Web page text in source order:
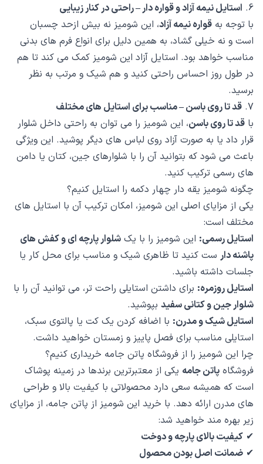
6. استایل نیمه آزاد و قواره دار – راحتی در کنار زیبایی
با توجه به قواره نیمه آزاد، این شومیز نه بیش ازحد چسبان
است و نه خیلی گشاد، به همین دلیل برای انواع فرم های بدنی
مناسب خواهد بود. استایل آزاد این شومیز کمک می کند تا هم
در طول روز احساس راحتی کنید و هم شیک و مرتب به نظر
برسید.
7. قد تا روی باسن – مناسب برای استایل های مختلف
با قد تا روی باسن، این شومیز را می توان به راحتی داخل شلوار
قرار داد یا به صورت آزاد روی لباس های دیگر پوشید. این ویژگی
باعث می شود که بتوانید آن را با شلوارهای جین، کتان یا دامن
های رسمی ترکیب کنید.
چگونه شومیز یقه دار چهار دکمه را استایل کنیم؟
یکی از مزایای اصلی این شومیز، امکان ترکیب آن با استایل های
مختلف است:
استایل رسمی: این شومیز را با یک شلوار پارچه ای و کفش های
پاشنه دار ست کنید تا ظاهری شیک و مناسب برای محل کار یا
جلسات داشته باشید.
استایل روزمره: برای داشتن استایلی راحت تر، می توانید آن را با
شلوار جین و کتانی سفید بپوشید.
استایل شیک و مدرن: با اضافه کردن یک کت یا پالتوی سبک،
استایلی مناسب برای فصل پاییز و زمستان خواهید داشت.
چرا این شومیز را از فروشگاه پاتن جامه خریداری کنیم؟
فروشگاه پاتن جامه یکی از معتبرترین برندها در زمینه پوشاک
است که همیشه سعی دارد محصولاتی با کیفیت بالا و طراحی
های مدرن ارائه دهد. با خرید این شومیز از پاتن جامه، از مزایای
زیر بهره مند خواهید شد:
✔ کیفیت بالای پارچه و دوخت
✔ ضمانت اصل بودن محصول